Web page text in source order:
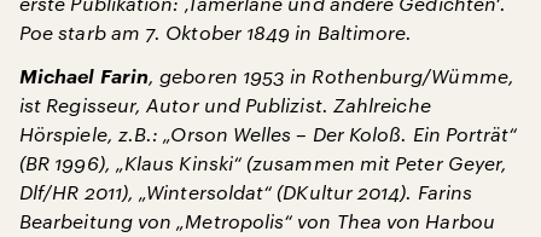
Poe starb am 7. Oktober 1849 in Baltimore.
Michael Farin, geboren 1953 in Rothenburg/Wümme,
ist Regisseur, Autor und Publizist. Zahlreiche
Hörspiele, z.B.: „Orson Welles – Der Koloß. Ein Porträt“
(BR 1996), „Klaus Kinski“ (zusammen mit Peter Geyer,
Dlf/HR 2011), „Wintersoldat“ (DKultur 2014). Farins
Bearbeitung von „Metropolis“ von Thea von Harbou